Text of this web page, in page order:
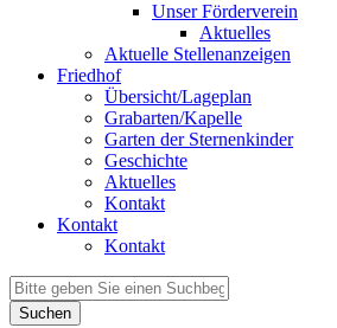
Unser Förderverein
Aktuelles
Aktuelle Stellenanzeigen
Friedhof
Übersicht/Lageplan
Grabarten/Kapelle
Garten der Sternenkinder
Geschichte
Aktuelles
Kontakt
Kontakt
Kontakt
Suchen